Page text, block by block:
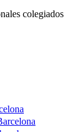
colegiados